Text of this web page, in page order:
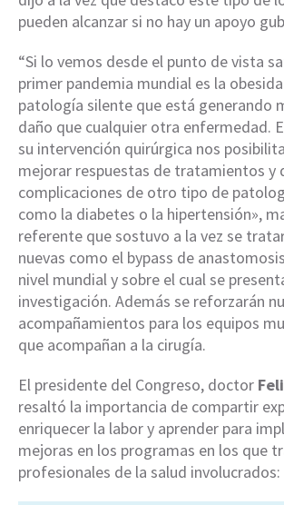
pueden alcanzar si no hay un apoyo
“Si lo vemos desde el punto de vista
primer pandemia mundial es la
patología silente que está generando
daño que cualquier otra enfermedad.
su intervención quirúrgica nos
mejorar respuestas de tratamientos y
complicaciones de otro tipo de
como la diabetes o la hipertensión»,
referente que sostuvo a la vez se
nuevas como el bypass de
nivel mundial y sobre el cual se
investigación. Además se reforzarán
acompañamientos para los equipos
que acompañan a la cirugía.
El presidente del Congreso, doctor
resaltó la importancia de compartir
enriquecer la labor y aprender para
mejoras en los programas en los que
profesionales de la salud involucrados: